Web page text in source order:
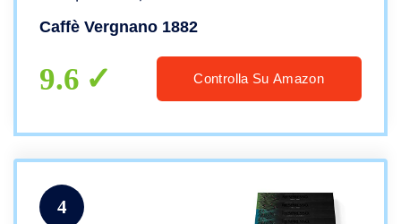
capsule (totale 240)
Caffè Vergnano 1882
9.6 Controlla Su Amazon
4